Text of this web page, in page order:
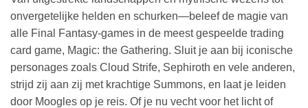
onvergetelijke helden en schurken—beleef de magie van
alle Final Fantasy-games in de meest gespeelde trading
card game, Magic: the Gathering. Sluit je aan bij iconische
personages zoals Cloud Strife, Sephiroth en vele anderen,
strijd zij aan zij met krachtige Summons, en laat je leiden
door Moogles op je reis. Of je nu vecht voor het licht of